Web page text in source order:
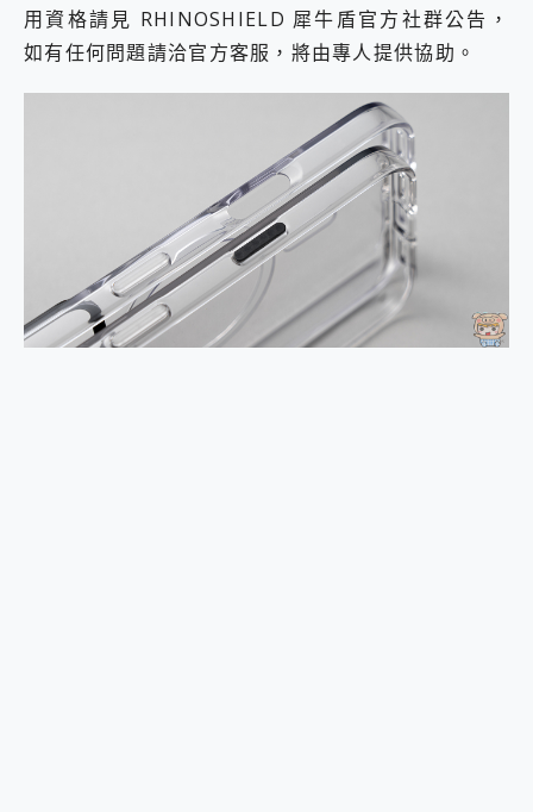
用資格請見 RHINOSHIELD 犀牛盾官方社群公告，
如有任何問題請洽官方客服，將由專人提供協助。